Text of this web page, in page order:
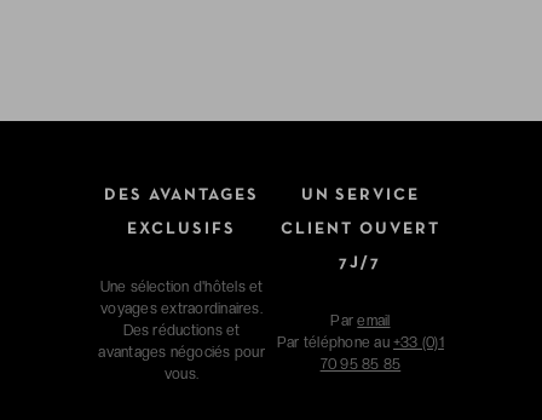
DES AVANTAGES
EXCLUSIFS
Une sélection d'hôtels et
voyages extraordinaires.
Des réductions et
avantages négociés pour
vous.
UN SERVICE
CLIENT OUVERT
7J/7
Paremail
Par téléphone au +33 (0)1
70 95 85 85